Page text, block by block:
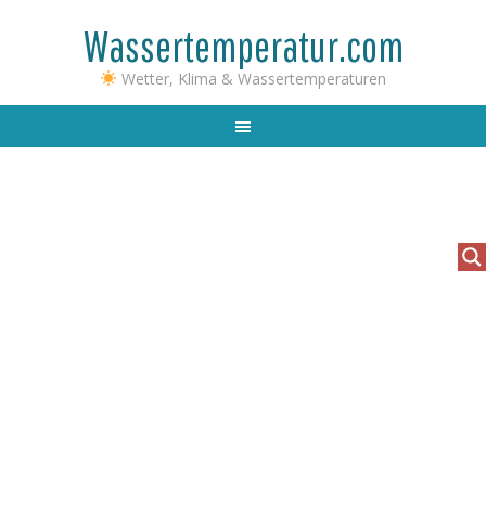
Wassertemperatur.com
Wetter, Klima & Wassertemperaturen